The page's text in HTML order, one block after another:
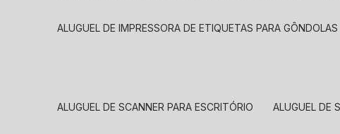
ALUGUEL DE IMPRESSORA DE ETIQUETAS PARA GÔNDOLAS
ALUGUEL DE SCANNER PARA ESCRITÓRIO ALUGUEL DE